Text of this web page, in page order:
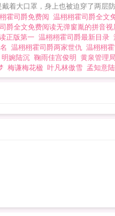
着大口罩，身上也被迫穿了两层
霍司爵免费阅 温栩栩霍司爵全文
爵全文免费阅读无弹窗胤的拼音视
正版第一 温栩栩霍司爵最新目录
温栩栩霍司爵两家世仇 温栩栩
明婉陆沉 鞠雨佳宫俊明 黄泉管理局
梅谦梅花楹 叶凡林傲雪 孟知意